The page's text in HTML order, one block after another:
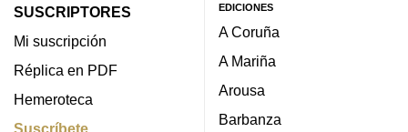
SUSCRIPTORES
Mi suscripción
Réplica en PDF
Hemeroteca
Suscríbete
EDICIONES
A Coruña
A Mariña
Arousa
Barbanza